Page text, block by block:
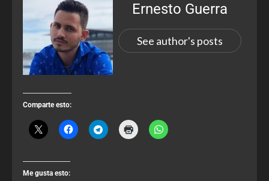
Ernesto Guerra
See author's posts
Comparte esto:
Me gusta esto: